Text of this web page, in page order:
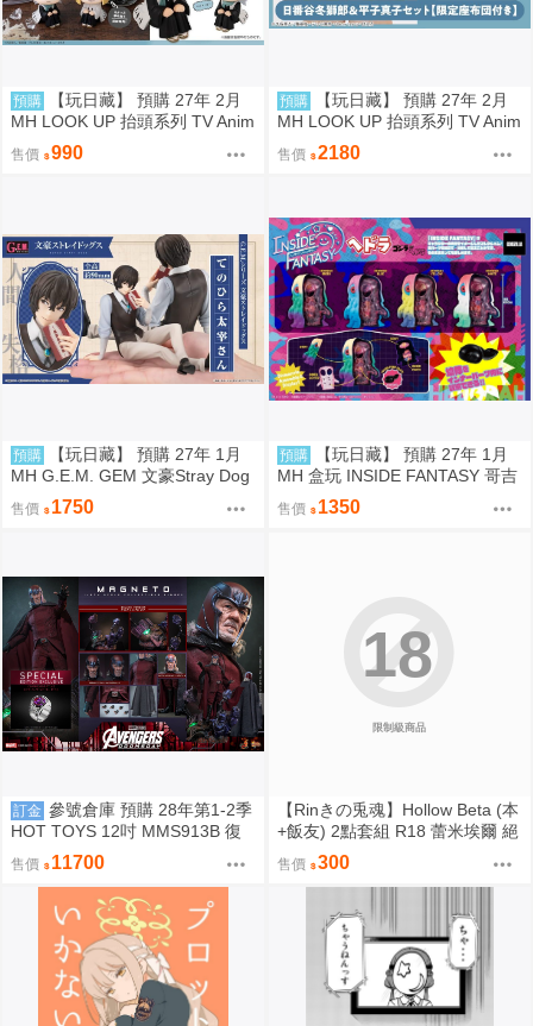
預購
【玩日藏】 預購 27年 2月
MH LOOK UP 抬頭系列 TV Anim
e BLEACH 死神 千年血戰篇 日番
谷冬獅郎 抬頭公仔 代理版
售價 990
預購
【玩日藏】 預購 27年 2月
MH LOOK UP 抬頭系列 TV Anim
e BLEACH 死神 千年血戰篇 日番
谷冬獅郎 & 平子真子 抬頭公仔
售價 2180
預購
【玩日藏】 預購 27年 1月
MH G.E.M. GEM 文豪Stray Dog
s 文豪野犬 Palm size 掌心 掌中
太宰治 代理版
售價 1750
預購
【玩日藏】 預購 27年 1月
MH 盒玩 INSIDE FANTASY 哥吉
拉對黑多拉 黑多拉 軟膠 1中盒4
入 代理版
售價 1350
訂金 參號倉庫 預購 28年第1-2季
HOT TOYS 12吋 MMS913B 復
仇者聯盟：末日崛起 萬磁王 豪華
特別版
售價 11700
限制級商品
18
【Rinきの兎魂】Hollow Beta (本
+飯友) 2點套組 R18 蕾米埃爾 絕
區零 ZZZ【FF47場前預購】{宅
即門}
售價 300